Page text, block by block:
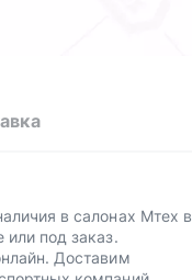
в салонах Мтех в
или под заказ.
Доставим